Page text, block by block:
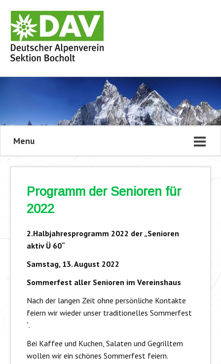
Menu
Programm der Senioren für
2022
2.Halbjahresprogramm 2022 der „Senioren
aktiv Ü 60“
Samstag, 13. August 2022
Sommerfest aller Senioren im Vereinshaus
Nach der langen Zeit ohne persönliche Kontakte
feiern wir wieder unser traditionelles Sommerfest
´.
Bei Kaffee und Kuchen, Salaten und Gegrilltem
wollen wir ein schönes Sommerfest feiern.